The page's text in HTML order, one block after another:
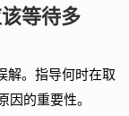
等待多
解。指导何时在取
的重要性。